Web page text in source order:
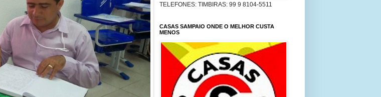
TELEFONES: TIMBIRAS: 99 9 8104-5511
CASAS SAMPAIO ONDE O MELHOR CUSTA
MENOS